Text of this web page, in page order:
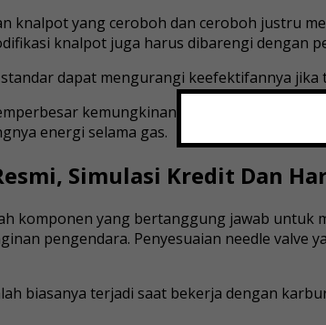
knalpot yang ceroboh dan ceroboh justru
knalpot juga harus dibarengi dengan
dapat mengurangi keefektifannya
kemungkinan motor Mio Sporty
energi selama gas.
Simulasi Kredit Dan
komponen yang bertanggung jawab untuk
pengendara. Penyesuaian needle valve
biasanya terjadi saat bekerja dengan